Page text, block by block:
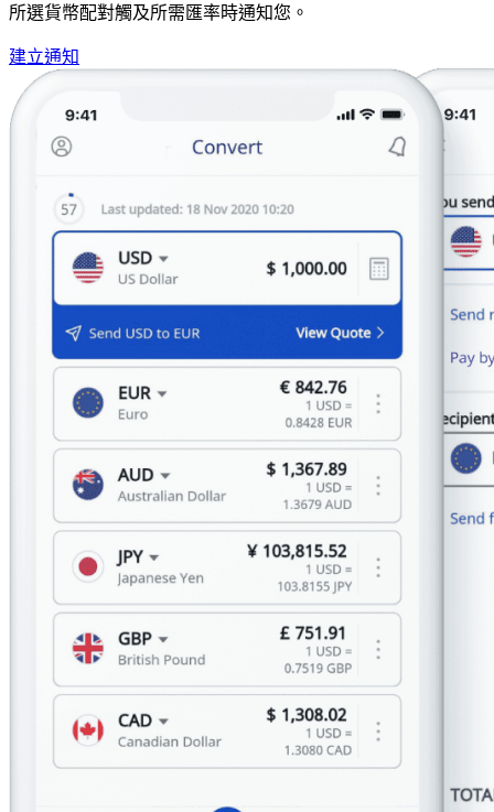
所選貨幣配對觸及所需匯率時通知您。
建立通知